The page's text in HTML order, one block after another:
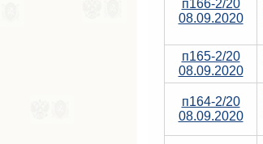
п166-2/20
08.09.2020
п165-2/20
08.09.2020
п164-2/20
08.09.2020